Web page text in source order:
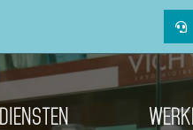
DIENSTEN